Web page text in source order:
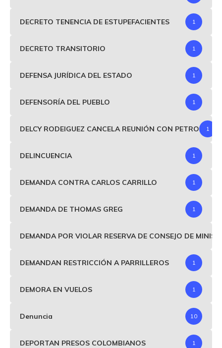
DECRETO TENENCIA DE ESTUPEFACIENTES 1
DECRETO TRANSITORIO 1
DEFENSA JURÍDICA DEL ESTADO 1
DEFENSORÍA DEL PUEBLO 1
DELCY RODEIGUEZ CANCELA REUNIÓN CON PETRO 1
DELINCUENCIA 1
DEMANDA CONTRA CARLOS CARRILLO 1
DEMANDA DE THOMAS GREG 1
DEMANDA POR VIOLAR RESERVA DE CONSEJO DE
DEMANDAN RESTRICCIÓN A PARRILLEROS 1
DEMORA EN VUELOS 1
Denuncia 10
DEPORTAN PRESOS COLOMBIANOS 1